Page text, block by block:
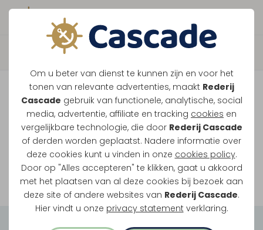
Om u beter van dienst te kunnen zijn en voor het
tonen van relevante advertenties, maakt Rederij
Cascade gebruik van functionele, analytische, social
media, advertentie, affiliate en tracking cookies en
vergelijkbare technologie, die door Rederij Cascade
of derden worden geplaatst. Nadere informatie over
deze cookies kunt u vinden in onze cookies policy.
Door op "Alles accepteren" te klikken, gaat u akkoord
met het plaatsen van al deze cookies bij bezoek aan
deze site of andere websites van Rederij Cascade.
Hier vindt u onze privacy statement verklaring.
Boek direct je vaart
Vaar je mee over de
Maasplassen?
Ondanks de lage waterstanden gaan
onze vaarten gewoon door.
Bekijk onze rondvaarten